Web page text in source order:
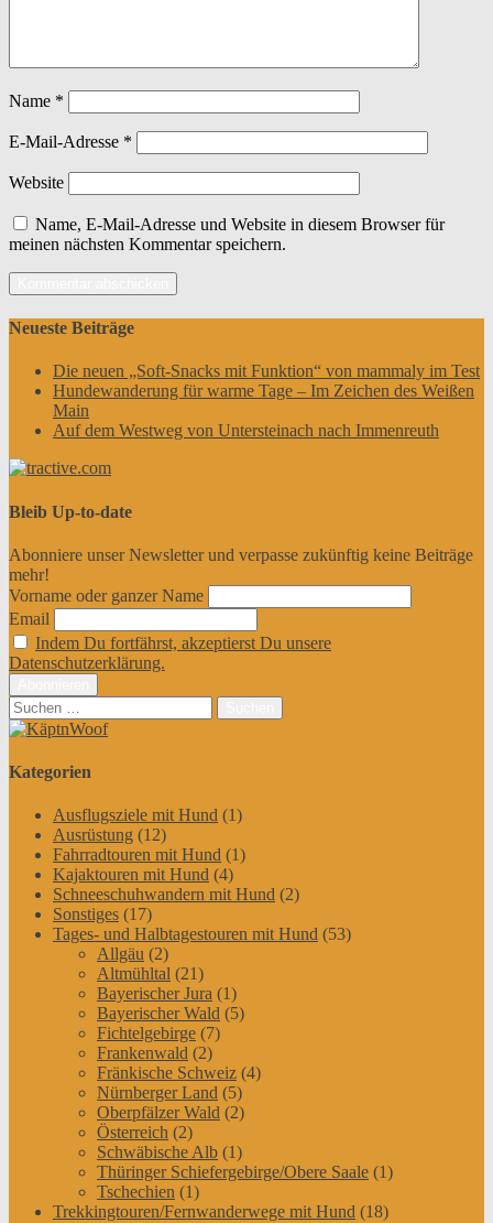
Name *
E-Mail-Adresse *
Website
Name, E-Mail-Adresse und Website in diesem Browser für
meinen nächsten Kommentar speichern.
Neueste Beiträge
Die neuen „Soft-Snacks mit Funktion“ von mammaly im Test
Hundewanderung für warme Tage – Im Zeichen des Weißen
Main
Auf dem Westweg von Untersteinach nach Immenreuth
Bleib Up-to-date
Abonniere unser Newsletter und verpasse zukünftig keine Beiträge
mehr!
Vorname oder ganzer Name
Email
Indem Du fortfährst, akzeptierst Du unsere
Datenschutzerklärung.
Suchen
nach:
Kategorien
Ausflugsziele mit Hund (1)
Ausrüstung (12)
Fahrradtouren mit Hund (1)
Kajaktouren mit Hund (4)
Schneeschuhwandern mit Hund (2)
Sonstiges (17)
Tages- und Halbtagestouren mit Hund (53)
Allgäu (2)
Altmühltal (21)
Bayerischer Jura (1)
Bayerischer Wald (5)
Fichtelgebirge (7)
Frankenwald (2)
Fränkische Schweiz (4)
Nürnberger Land (5)
Oberpfälzer Wald (2)
Österreich (2)
Schwäbische Alb (1)
Thüringer Schiefergebirge/Obere Saale (1)
Tschechien (1)
Trekkingtouren/Fernwanderwege mit Hund (18)